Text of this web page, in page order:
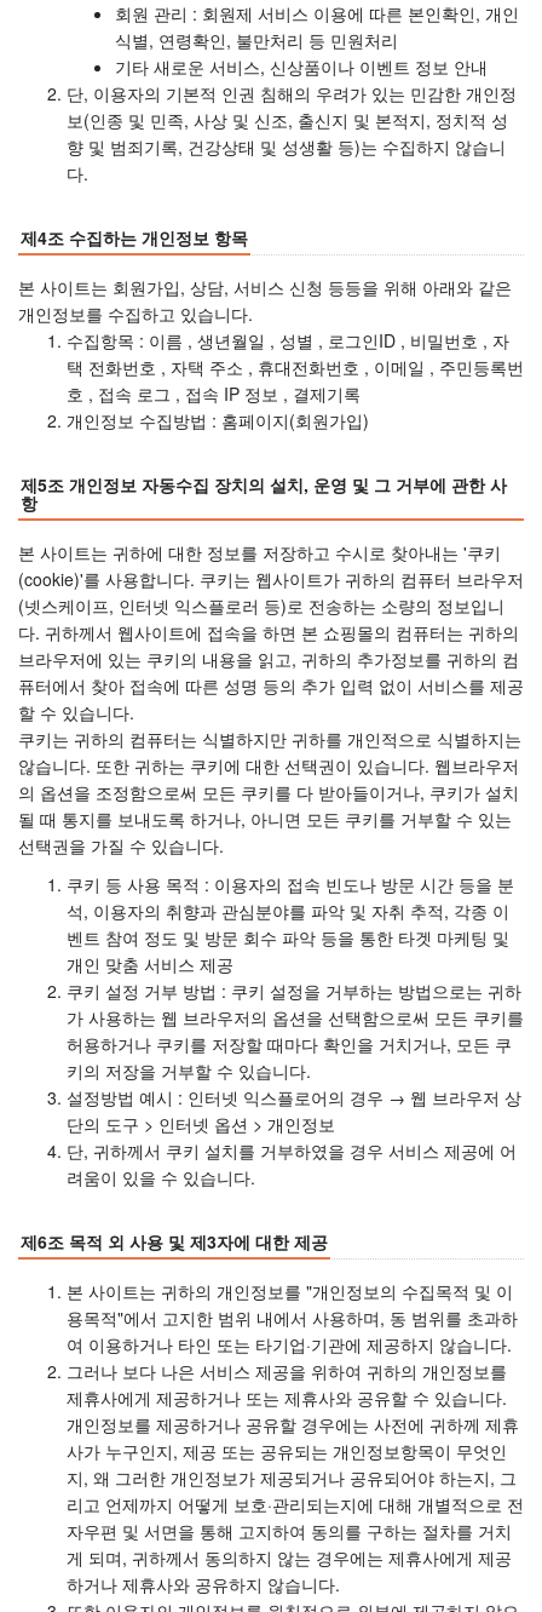
회원 관리 : 회원제 서비스 이용에 따른 본인확인, 개인
식별, 연령확인, 불만처리 등 민원처리
기타 새로운 서비스, 신상품이나 이벤트 정보 안내
단, 이용자의 기본적 인권 침해의 우려가 있는 민감한 개인정
보(인종 및 민족, 사상 및 신조, 출신지 및 본적지, 정치적 성
향 및 범죄기록, 건강상태 및 성생활 등)는 수집하지 않습니
다.
제4조 수집하는 개인정보 항목
본 사이트는 회원가입, 상담, 서비스 신청 등등을 위해 아래와 같은
개인정보를 수집하고 있습니다.
수집항목 : 이름 , 생년월일 , 성별 , 로그인ID , 비밀번호 , 자
택 전화번호 , 자택 주소 , 휴대전화번호 , 이메일 , 주민등록번
호 , 접속 로그 , 접속 IP 정보 , 결제기록
개인정보 수집방법 : 홈페이지(회원가입)
제5조 개인정보 자동수집 장치의 설치, 운영 및 그 거부에 관한 사
항
본 사이트는 귀하에 대한 정보를 저장하고 수시로 찾아내는 '쿠키
(cookie)'를 사용합니다. 쿠키는 웹사이트가 귀하의 컴퓨터 브라우저
(넷스케이프, 인터넷 익스플로러 등)로 전송하는 소량의 정보입니
다. 귀하께서 웹사이트에 접속을 하면 본 쇼핑몰의 컴퓨터는 귀하의
브라우저에 있는 쿠키의 내용을 읽고, 귀하의 추가정보를 귀하의 컴
퓨터에서 찾아 접속에 따른 성명 등의 추가 입력 없이 서비스를 제공
할 수 있습니다.
쿠키는 귀하의 컴퓨터는 식별하지만 귀하를 개인적으로 식별하지는
않습니다. 또한 귀하는 쿠키에 대한 선택권이 있습니다. 웹브라우저
의 옵션을 조정함으로써 모든 쿠키를 다 받아들이거나, 쿠키가 설치
될 때 통지를 보내도록 하거나, 아니면 모든 쿠키를 거부할 수 있는
선택권을 가질 수 있습니다.
쿠키 등 사용 목적 : 이용자의 접속 빈도나 방문 시간 등을 분
석, 이용자의 취향과 관심분야를 파악 및 자취 추적, 각종 이
벤트 참여 정도 및 방문 회수 파악 등을 통한 타겟 마케팅 및
개인 맞춤 서비스 제공
쿠키 설정 거부 방법 : 쿠키 설정을 거부하는 방법으로는 귀하
가 사용하는 웹 브라우저의 옵션을 선택함으로써 모든 쿠키를
허용하거나 쿠키를 저장할 때마다 확인을 거치거나, 모든 쿠
키의 저장을 거부할 수 있습니다.
설정방법 예시 : 인터넷 익스플로어의 경우 → 웹 브라우저 상
단의 도구 > 인터넷 옵션 > 개인정보
단, 귀하께서 쿠키 설치를 거부하였을 경우 서비스 제공에 어
려움이 있을 수 있습니다.
제6조 목적 외 사용 및 제3자에 대한 제공
본 사이트는 귀하의 개인정보를 "개인정보의 수집목적 및 이
용목적"에서 고지한 범위 내에서 사용하며, 동 범위를 초과하
여 이용하거나 타인 또는 타기업·기관에 제공하지 않습니다.
그러나 보다 나은 서비스 제공을 위하여 귀하의 개인정보를
제휴사에게 제공하거나 또는 제휴사와 공유할 수 있습니다.
개인정보를 제공하거나 공유할 경우에는 사전에 귀하께 제휴
사가 누구인지, 제공 또는 공유되는 개인정보항목이 무엇인
지, 왜 그러한 개인정보가 제공되거나 공유되어야 하는지, 그
리고 언제까지 어떻게 보호·관리되는지에 대해 개별적으로 전
자우편 및 서면을 통해 고지하여 동의를 구하는 절차를 거치
게 되며, 귀하께서 동의하지 않는 경우에는 제휴사에게 제공
하거나 제휴사와 공유하지 않습니다.